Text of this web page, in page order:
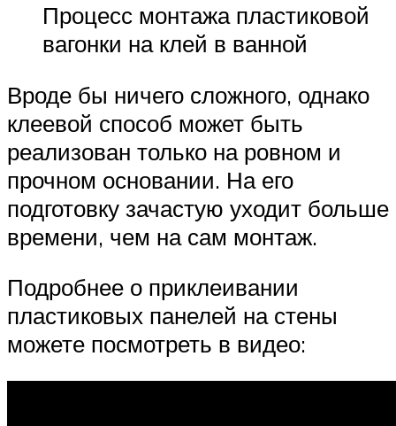
Процесс монтажа пластиковой
вагонки на клей в ванной
Вроде бы ничего сложного, однако
клеевой способ может быть
реализован только на ровном и
прочном основании. На его
подготовку зачастую уходит больше
времени, чем на сам монтаж.
Подробнее о приклеивании
пластиковых панелей на стены
можете посмотреть в видео: